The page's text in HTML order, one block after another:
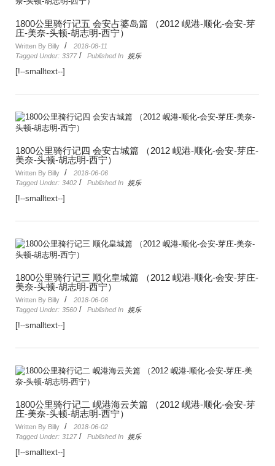
1800公里骑行记五 会安占婆岛篇 （2012 岘港-顺化-会安-芽
庄-美奈-头顿-胡志明-西宁）
Written By Billy /
2018-08-11
Tagged Under: 3377 / Published In 娱乐
[!--smalltext--]
1800公里骑行记四 会安古城篇 （2012 岘港-顺化-会安-芽庄-
美奈-头顿-胡志明-西宁）
Written By Billy /
2018-06-06
Tagged Under: 3402 / Published In 娱乐
[!--smalltext--]
1800公里骑行记三 顺化皇城篇 （2012 岘港-顺化-会安-芽庄-
美奈-头顿-胡志明-西宁）
Written By Billy /
2018-06-06
Tagged Under: 3560 / Published In 娱乐
[!--smalltext--]
1800公里骑行记二 岘港海云关篇 （2012 岘港-顺化-会安-芽
庄-美奈-头顿-胡志明-西宁）
Written By Billy /
2018-06-02
Tagged Under: 3127 / Published In 娱乐
[!--smalltext--]